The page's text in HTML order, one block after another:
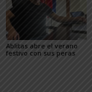
Ablitas abre el verano
festivo con sus peras